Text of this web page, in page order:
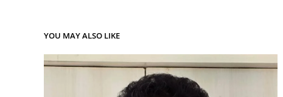
YOU MAY ALSO LIKE